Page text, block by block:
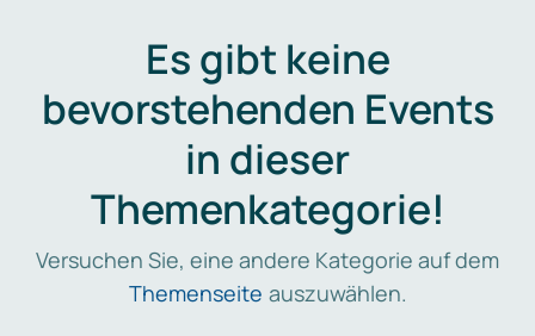
Es gibt keine
bevorstehenden Events
in dieser
Themenkategorie!
Versuchen Sie, eine andere Kategorie auf dem
Themenseite auszuwählen.